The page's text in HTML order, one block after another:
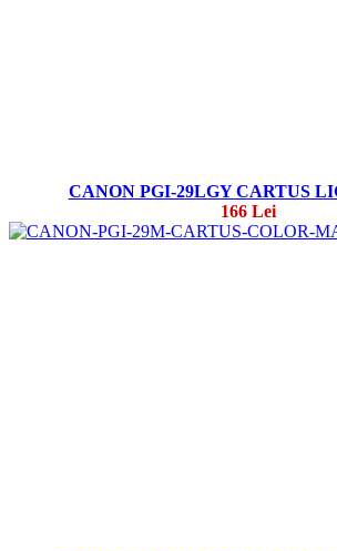
CANON PGI-29LGY CARTUS
166 Lei